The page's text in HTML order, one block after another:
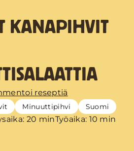
KANAPIHVIT
reseptiä
Minuuttipihvi Suomi
20 minTyöaika: 10 min